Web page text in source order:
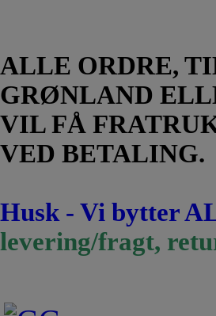
ALLE ORDRE,
GRØNLAND
VIL FÅ
VED BETALING.
Husk - Vi bytter
levering/fragt,